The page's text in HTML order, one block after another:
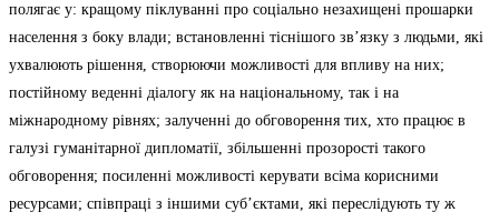
полягає у: кращому піклуванні про соціально незахищені прошарки
населення з боку влади; встановленні тіснішого зв’язку з людьми, які
ухвалюють рішення, створюючи можливості для впливу на них;
постійному веденні діалогу як на національному, так і на
міжнародному рівнях; залученні до обговорення тих, хто працює в
галузі гуманітарної дипломатії, збільшенні прозорості такого
обговорення; посиленні можливості керувати всіма корисними
ресурсами; співпраці з іншими суб’єктами, які переслідують ту ж